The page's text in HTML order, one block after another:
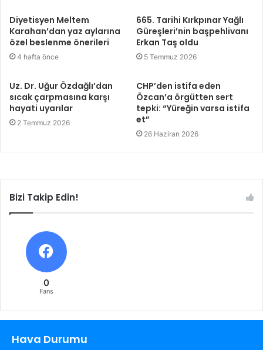
Diyetisyen Meltem
Karahan’dan yaz aylarına
özel beslenme önerileri
4 hafta önce
665. Tarihi Kırkpınar Yağlı
Güreşleri’nin başpehlivanı
Erkan Taş oldu
5 Temmuz 2026
Uz. Dr. Uğur Özdağlı’dan
sıcak çarpmasına karşı
hayati uyarılar
2 Temmuz 2026
CHP’den istifa eden
Özcan’a örgütten sert
tepki: “Yüreğin varsa istifa
et”
26 Haziran 2026
Bizi Takip Edin!
0
Fans
Hava Durumu